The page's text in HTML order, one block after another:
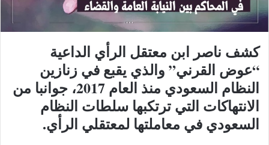
كشف ناصر ابن معتقل الرأي الداعية
“عوض القرني” والذي يقبع في زنازين
النظام السعودي منذ العام 2017، جوانبا من
الانتهاكات التي ترتكبها سلطات النظام
السعودي في معاملتها لمعتقلي الرأي.